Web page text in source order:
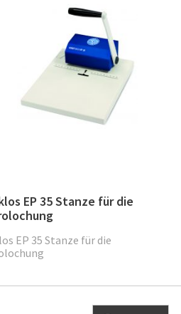
EP 35 Stanze für die
EP 35 Stanze für die